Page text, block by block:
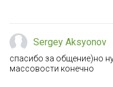
Sergey Aksyonov
спасибо за общение)но
массовости конечно